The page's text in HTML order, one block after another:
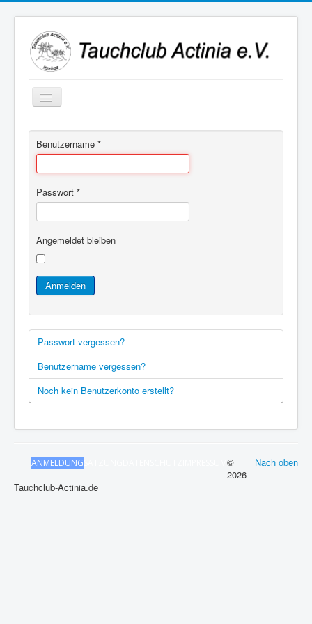
Navigation
an/aus
Benutzername *
Passwort *
Angemeldet bleiben
Anmelden
Passwort vergessen?
Benutzername vergessen?
Noch kein Benutzerkonto erstellt?
ANMELDUNG Nach oben
©
2026
Tauchclub-Actinia.de